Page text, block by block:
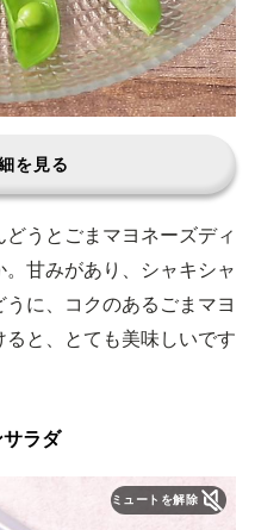
を見る
うとごまマヨネーズディ
甘みがあり、シャキシャ
に、コクのあるごまマヨ
と、とても美味しいです
ラダ
ミュートを解除